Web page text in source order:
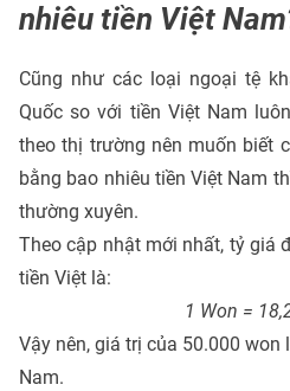
nhiêu tiền Việt
Cũng như các loại ngoại tệ
Quốc so với tiền Việt Nam
theo thị trường nên muốn biết
bằng bao nhiêu tiền Việt Nam
thường xuyên.
Theo cập nhật mới nhất, tỷ giá
tiền Việt là:
1 Won =
Vậy nên, giá trị của 50.000
Nam.